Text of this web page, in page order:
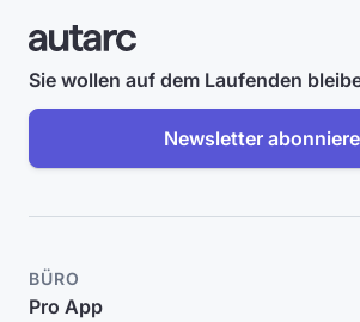
Sie wollen auf dem Laufenden
Newsletter
BÜRO
Pro App